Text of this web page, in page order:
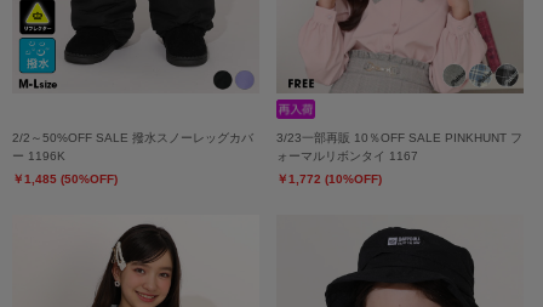
2/2～50%OFF SALE 撥水スノーレッグカバ
ー 1196K
￥1,485 (50%OFF)
3/23一部再販 10％OFF SALE PINKHUNT フ
ォーマルリボンタイ 1167
￥1,772 (10%OFF)